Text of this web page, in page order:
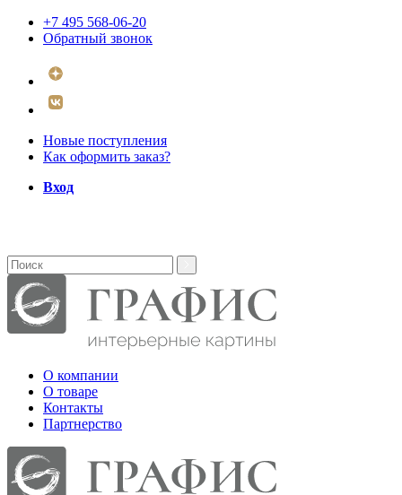
+7 495 568-06-20
Обратный звонок
Новые поступления
Как оформить заказ?
Вход
О компании
О товаре
Контакты
Партнерcтво